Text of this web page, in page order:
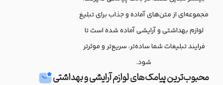
مجموعه‌ای از متن‌های آماده و جذاب برای تبلیغ
لوازم بهداشتی و آرایشی آماده شده است تا
فرایند تبلیغات شما ساده‌تر، سریع‌تر و موثرتر
شود.
محبوب‌ترین پیامک‌های لوازم آرایشی و بهداشتی